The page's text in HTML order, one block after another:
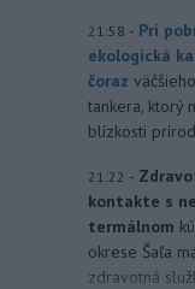
21:58 - Pri
ekologická
čoraz
tankera, ktorý
blízkosti
21:22 -
kontakte s
termálnom
okrese Šaľa
zdravotná